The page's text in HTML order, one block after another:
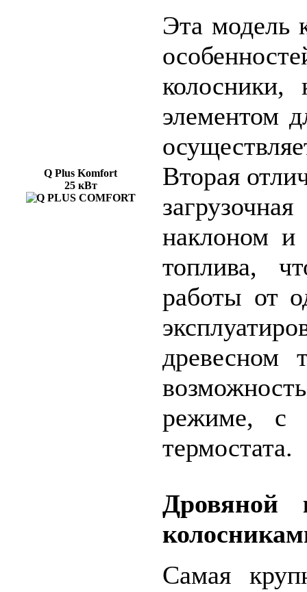
Q Plus Komfort
25 кВт
Эта модель
элементом
Вторая
наклоном и
топлива,
работы от
древесном
режиме, с
термостата.
Дровяной
Самая